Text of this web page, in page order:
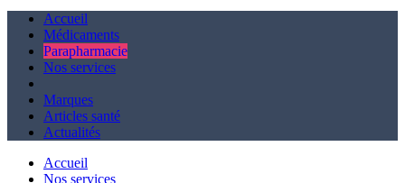
Accueil
Médicaments
Parapharmacie
Nos services
Marques
Articles santé
Actualités
Accueil
Nos services